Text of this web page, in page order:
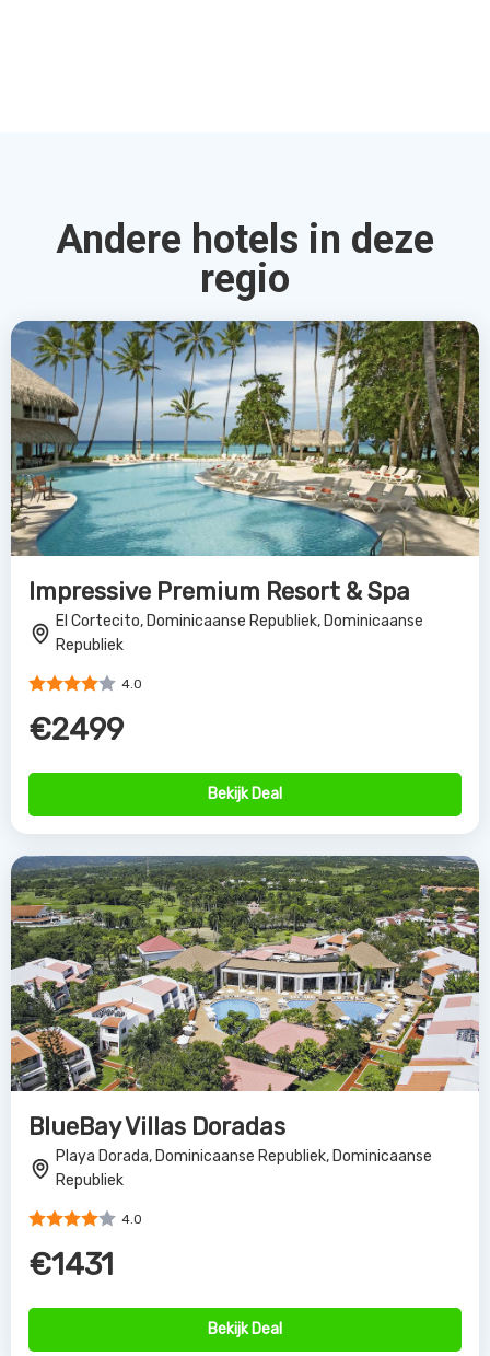
Andere hotels in deze
regio
Impressive Premium Resort & Spa
El Cortecito, Dominicaanse Republiek, Dominicaanse
Republiek
4.0
€2499
Bekijk Deal
BlueBay Villas Doradas
Playa Dorada, Dominicaanse Republiek, Dominicaanse
Republiek
4.0
€1431
Bekijk Deal